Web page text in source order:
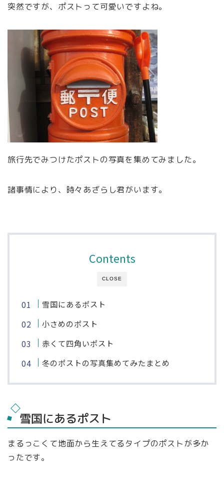
突然ですが、ポストって可愛いですよね。
旅行先でみつけたポストの写真を集めてみました。
諸事情により、時々あざらし君がいます。
CLOSE
Contents
雪国にあるポスト
小さめのポスト
赤くて四角いポスト
冬のポストの写真集めてみたまとめ
雪国にあるポスト
まるっこくて地面から生えてるタイプのポストが多か
ったです。